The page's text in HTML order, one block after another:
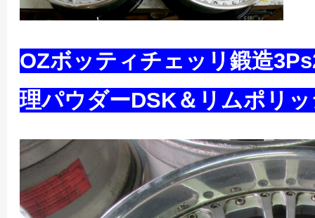
OZボッティチェッリ鍛造
理パウダーDSK＆リムポリ